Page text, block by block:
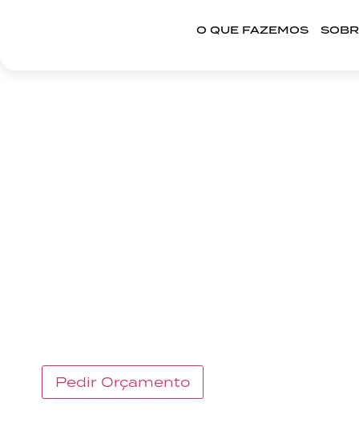
O QUE FAZEMOS
Pedir Orçamento